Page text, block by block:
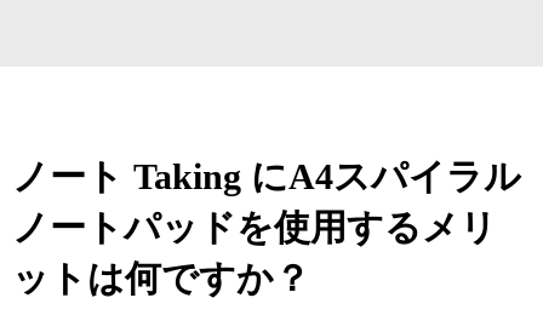
ノート Taking にA4スパイラル
ノートパッドを使用するメリ
ットは何ですか？